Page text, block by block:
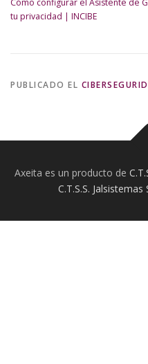
Cómo configurar el Asistente de
tu privacidad | INCIBE
PUBLICADO EL
Axeita es un producto de
C.T.S.S. Jalsistemas